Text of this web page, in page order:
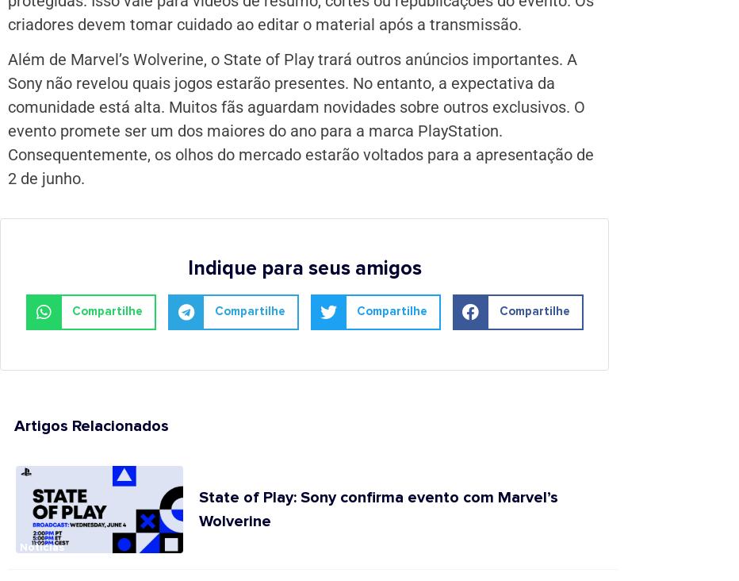
criadores devem tomar cuidado ao editar o material após a transmissão.
Além de Marvel’s Wolverine, o State of Play trará outros anúncios importantes. A
Sony não revelou quais jogos estarão presentes. No entanto, a expectativa da
comunidade está alta. Muitos fãs aguardam novidades sobre outros exclusivos. O
evento promete ser um dos maiores do ano para a marca PlayStation.
Consequentemente, os olhos do mercado estarão voltados para a apresentação de
2 de junho.
Indique para seus amigos
Compartilhe Compartilhe Compartilhe Compartilhe
Artigos Relacionados
Notícias
State of Play: Sony confirma evento com Marvel’s
Wolverine